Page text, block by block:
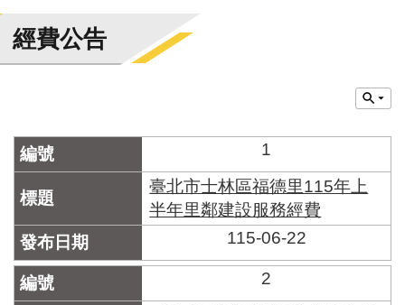
臺
北
市
門
牌
合
索
系
統
經費公告
1
臺北市士林區福德里115年上
半年里鄰建設服務經費
115-06-22
2